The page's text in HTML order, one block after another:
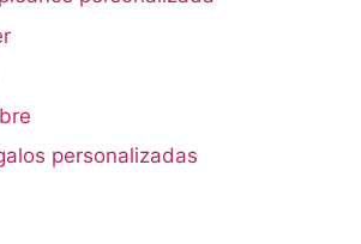
personalizadas